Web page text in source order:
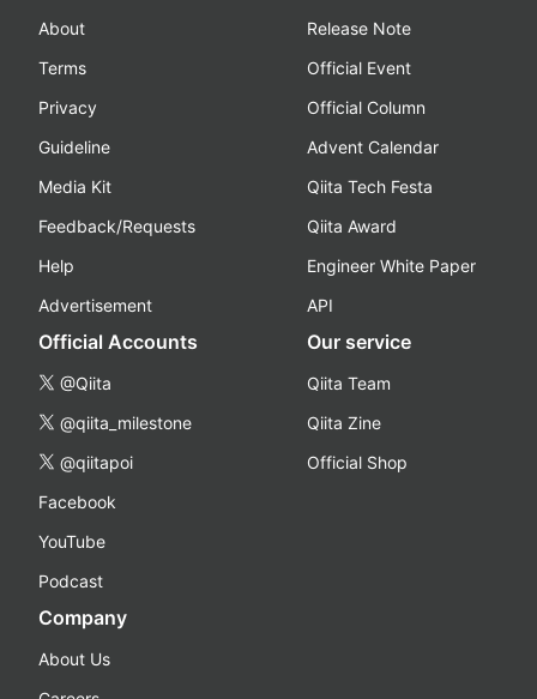
About
Terms
Privacy
Guideline
Media Kit
Feedback/Requests
Help
Advertisement
Release Note
Official Event
Official Column
Advent Calendar
Qiita Tech Festa
Qiita Award
Engineer White Paper
API
Official Accounts
@Qiita
@qiita_milestone
@qiitapoi
Facebook
YouTube
Podcast
Our service
Qiita Team
Qiita Zine
Official Shop
Company
About Us